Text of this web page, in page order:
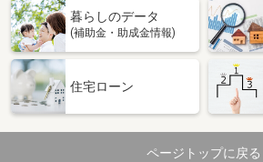
暮らしのデータ
(補助金・助成金情報)
住宅ローン
ページトップに戻る